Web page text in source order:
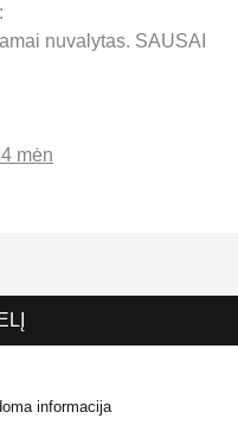
nuvalytas. SAUSAI
mėn
informacija